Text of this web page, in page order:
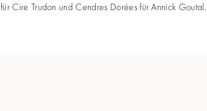
für Cire Trudon und Cendres Dorées für Annick Goutal.